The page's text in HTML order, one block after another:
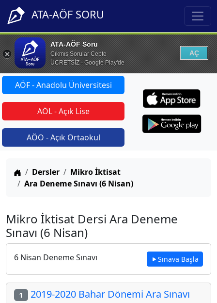
ATA-AÖF SORU
ATA-AÖF Soru
Çıkmış Sorular Cepte
ÜCRETSİZ - Google Play'de
AÇ
AÖF - Anadolu Üniversitesi
AÖL - Açık Lise
AÖO - Açık Ortaokul
Anasayfa
Dersler
Mikro İktisat
Ara Deneme Sınavı (6 Nisan)
Mikro İktisat Dersi Ara Deneme
Sınavı (6 Nisan)
6 Nisan Deneme Sınavı Sınava Başla
1 2019-2020 Bahar Dönemi Ara Sınavı